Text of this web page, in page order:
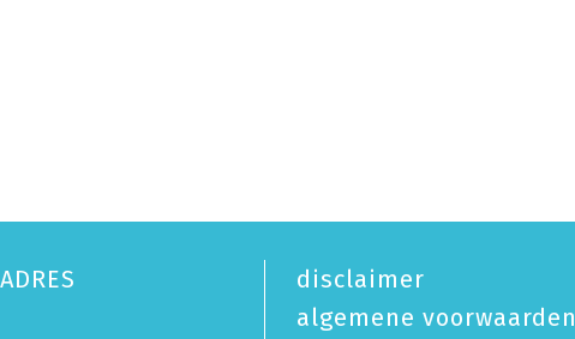
disclaimer
algemene voorwaarden